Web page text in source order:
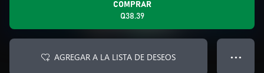
COMPRAR
Q38.39
AGREGAR A LA LISTA DE DESEOS ● ● ●